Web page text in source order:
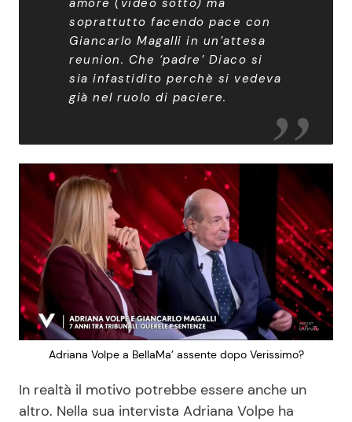
soprattutto facendo pace con
Giancarlo Magalli in un’attesa
reunion. Che ‘padre’ Diaco si
sia infastidito perchè si vedeva
già nel ruolo di paciere.
Adriana Volpe a BellaMa’ assente dopo Verissimo?
In realtà il motivo potrebbe essere anche un
altro. Nella sua intervista Adriana Volpe ha